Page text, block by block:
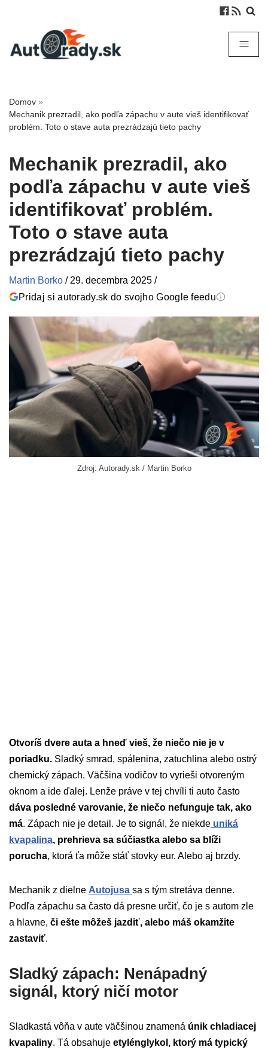
Domov »
Mechanik prezradil, ako podľa zápachu v aute vieš identifikovať
problém. Toto o stave auta prezrádzajú tieto pachy
Mechanik prezradil, ako
podľa zápachu v aute vieš
identifikovať problém.
Toto o stave auta
prezrádzajú tieto pachy
Martin Borko / 29. decembra 2025 /
Pridaj si autorady.sk do svojho Google feedu
Zdroj: Autorady.sk / Martin Borko
Otvoríš dvere auta a hneď vieš, že niečo nie je v
poriadku. Sladký smrad, spálenina, zatuchlina alebo ostrý
chemický zápach. Väčšina vodičov to vyrieši otvoreným
oknom a ide ďalej. Lenže práve v tej chvíli ti auto často
dáva posledné varovanie, že niečo nefunguje tak, ako
má. Zápach nie je detail. Je to signál, že niekde uniká
kvapalina, prehrieva sa súčiastka alebo sa blíži
porucha, ktorá ťa môže stáť stovky eur. Alebo aj brzdy.
Mechanik z dielne Autojusa sa s tým stretáva denne.
Podľa zápachu sa často dá presne určiť, čo je s autom zle
a hlavne, či ešte môžeš jazdiť, alebo máš okamžite
zastaviť.
Sladký zápach: Nenápadný
signál, ktorý ničí motor
Sladkastá vôňa v aute väčšinou znamená únik chladiacej
kvapaliny. Tá obsahuje etylénglykol, ktorý má typický